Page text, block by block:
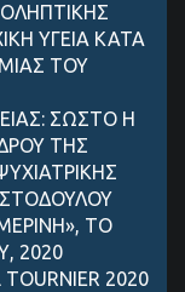
ΥΓΕΙΑ ΚΑΤΑ
ΤΟΥ
ΣΩΣΤΟ Η
ΤΗΣ
ΤΟ
2020
2020